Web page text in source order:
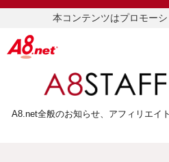
本コンテンツはプロモーシ
A8.net全般のお知らせ、アフィリエイ